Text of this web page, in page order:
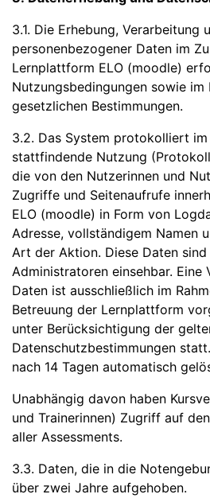
3.1. Die Erhebung, Verarbeitung
personenbezogener Daten im
Lernplattform ELO (moodle)
Nutzungsbedingungen sowie im
gesetzlichen Bestimmungen.
3.2. Das System protokolliert
stattfindende Nutzung
die von den Nutzerinnen und
Zugriffe und Seitenaufrufe
ELO (moodle) in Form von
Adresse, vollständigem Namen
Art der Aktion. Diese Daten
Administratoren einsehbar. Eine
Daten ist ausschließlich im
Betreuung der Lernplattform
unter Berücksichtigung der
Datenschutzbestimmungen
nach 14 Tagen automatisch
Unabhängig davon haben
und Trainerinnen) Zugriff auf
aller Assessments.
3.3. Daten, die in die
über zwei Jahre aufgehoben.